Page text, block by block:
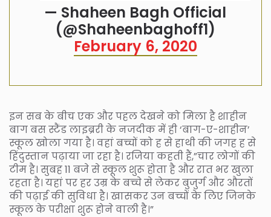
— Shaheen Bagh Official
(@Shaheenbaghoff1)
February 6, 2020
इन सब के बीच एक और पहल देखने को मिला है शाहीन
बाग बस स्टैंड लाइब्ररी के नजदीक में ही ‘बाग-ए-शाहीन’
स्कूल खोला गया है। वहां बच्चों को ह से हाथी की जगह ह से
हिंदुस्तान पढ़ाया जा रहा है। रजिया कहती हैं,”चार लोगों की
टीम है। सुबह 11 बजे से स्कूल शुरू होता है और रात भर खुला
रहता है। यहां पर हर उम्र के बच्चे से लेकर बुजुर्ग और औरतों
की पढ़ाई की सुविधा है। खासकर उन बच्चों के लिए जिनके
स्कूल के परीक्षा शुरू होने वाली है।”